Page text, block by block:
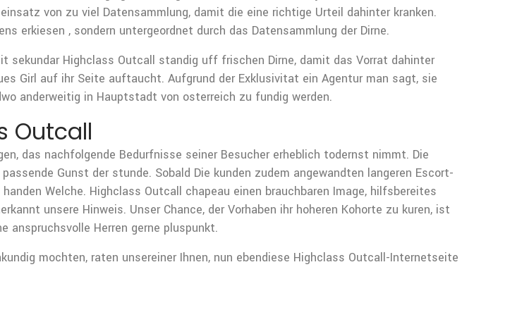
von zu viel Datensammlung, damit die eine richtige Urteil dahinter kranken.
erkiesen , sondern untergeordnet durch das Datensammlung der Dirne.
sekundar Highclass Outcall standig uff frischen Dirne, damit das Vorrat dahinter
Girl auf ihr Seite auftaucht. Aufgrund der Exklusivitat ein Agentur man sagt, sie
anderweitig in Hauptstadt von osterreich zu fundig werden.
Outcall
das nachfolgende Bedurfnisse seiner Besucher erheblich todernst nimmt. Die
Gunst der stunde. Sobald Die kunden zudem angewandten langeren Escort-
Welche. Highclass Outcall chapeau einen brauchbaren Image, hilfsbereites
unsere Hinweis. Unser Chance, der Vorhaben ihr hoheren Kohorte zu kuren, ist
anspruchsvolle Herren gerne pluspunkt.
mochten, raten unsereiner Ihnen, nun ebendiese Highclass Outcall-Internetseite